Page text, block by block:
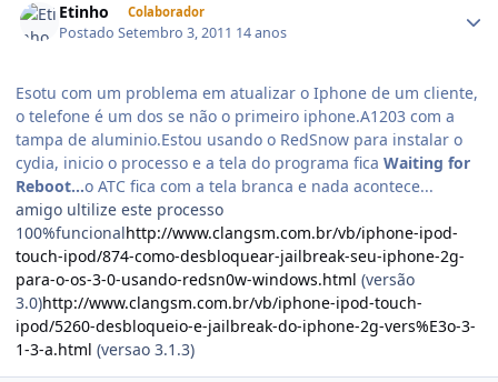
Etinho Colaborador
PostadoSetembro 3, 2011 14 anos
Esotu com um problema em atualizar o Iphone de um cliente,
o telefone é um dos se não o primeiro iphone.A1203 com a
tampa de aluminio.Estou usando o RedSnow para instalar o
cydia, inicio o processo e a tela do programa fica Waiting for
Reboot...o ATC fica com a tela branca e nada acontece...
amigo ultilize este processo
100%funcionalhttp://www.clangsm.com.br/vb/iphone-ipod-
touch-ipod/874-como-desbloquear-jailbreak-seu-iphone-2g-
para-o-os-3-0-usando-redsn0w-windows.html (versão
3.0)http://www.clangsm.com.br/vb/iphone-ipod-touch-
ipod/5260-desbloqueio-e-jailbreak-do-iphone-2g-vers%E3o-3-
1-3-a.html (versao 3.1.3)